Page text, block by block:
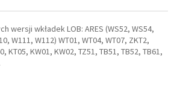
wersji wkładek LOB: ARES (WS52, WS54,
W111, W112) WT01, WT04, WT07, ZKT2,
KT05, KW01, KW02, TZ51, TB51, TB52, TB61,